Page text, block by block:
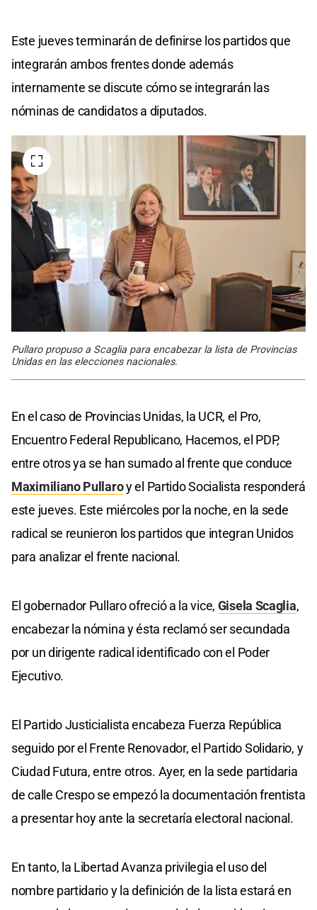
Este jueves terminarán de definirse los partidos que
integrarán ambos frentes donde además
internamente se discute cómo se integrarán las
nóminas de candidatos a diputados.
Pullaro propuso a Scaglia para encabezar la lista de Provincias
Unidas en las elecciones nacionales.
En el caso de Provincias Unidas, la UCR, el Pro,
Encuentro Federal Republicano, Hacemos, el PDP,
entre otros ya se han sumado al frente que conduce
Maximiliano Pullaroy el Partido Socialista responderá
este jueves. Este miércoles por la noche, en la sede
radical se reunieron los partidos que integran Unidos
para analizar el frente nacional.
El gobernador Pullaro ofreció a la vice, Gisela Scaglia,
encabezar la nómina y ésta reclamó ser secundada
por un dirigente radical identificado con el Poder
Ejecutivo.
El Partido Justicialista encabeza Fuerza República
seguido por el Frente Renovador, el Partido Solidario, y
Ciudad Futura, entre otros. Ayer, en la sede partidaria
de calle Crespo se empezó la documentación frentista
a presentar hoy ante la secretaría electoral nacional.
En tanto, la Libertad Avanza privilegia el uso del
nombre partidario y la definición de la lista estará en